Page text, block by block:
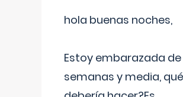
hola buenas noches,
Estoy embarazada de
semanas y media, qué